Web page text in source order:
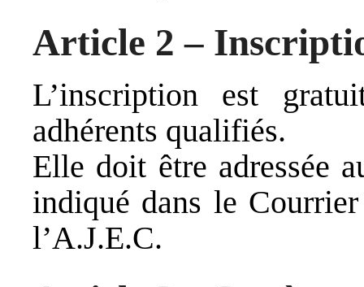
Article 2 –
L’inscription est
adhérents qualifiés.
Elle doit être adressée
indiqué dans le
l’A.J.E.C.